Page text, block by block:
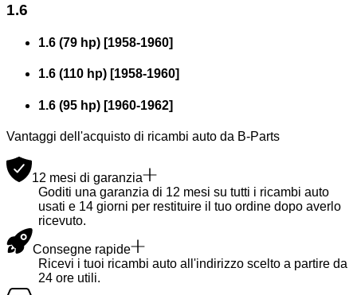
1.6
1.6 (79 hp) [1958-1960]
1.6 (110 hp) [1958-1960]
1.6 (95 hp) [1960-1962]
Vantaggi dell'acquisto di ricambi auto da B-Parts
12 mesi di garanzia
Goditi una garanzia di 12 mesi su tutti i ricambi auto
usati e 14 giorni per restituire il tuo ordine dopo averlo
ricevuto.
Consegne rapide
Ricevi i tuoi ricambi auto all'indirizzo scelto a partire da
24 ore utili.